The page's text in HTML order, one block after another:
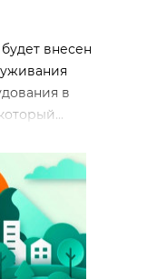
внесен
в